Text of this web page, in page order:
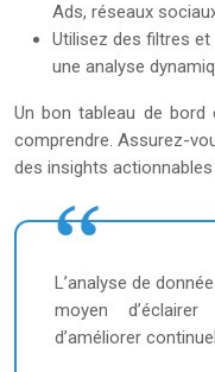
Ads, réseaux
Utilisez des filtres
une analyse
Un bon tableau de
comprendre. Assurez-
des insights
L’analyse de
moyen
d’améliorer